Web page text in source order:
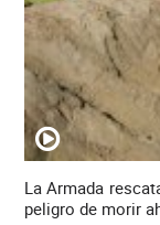
La Armada
peligro de morir